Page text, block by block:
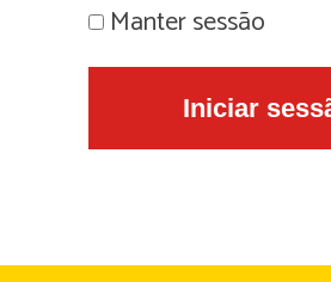
Manter sessão